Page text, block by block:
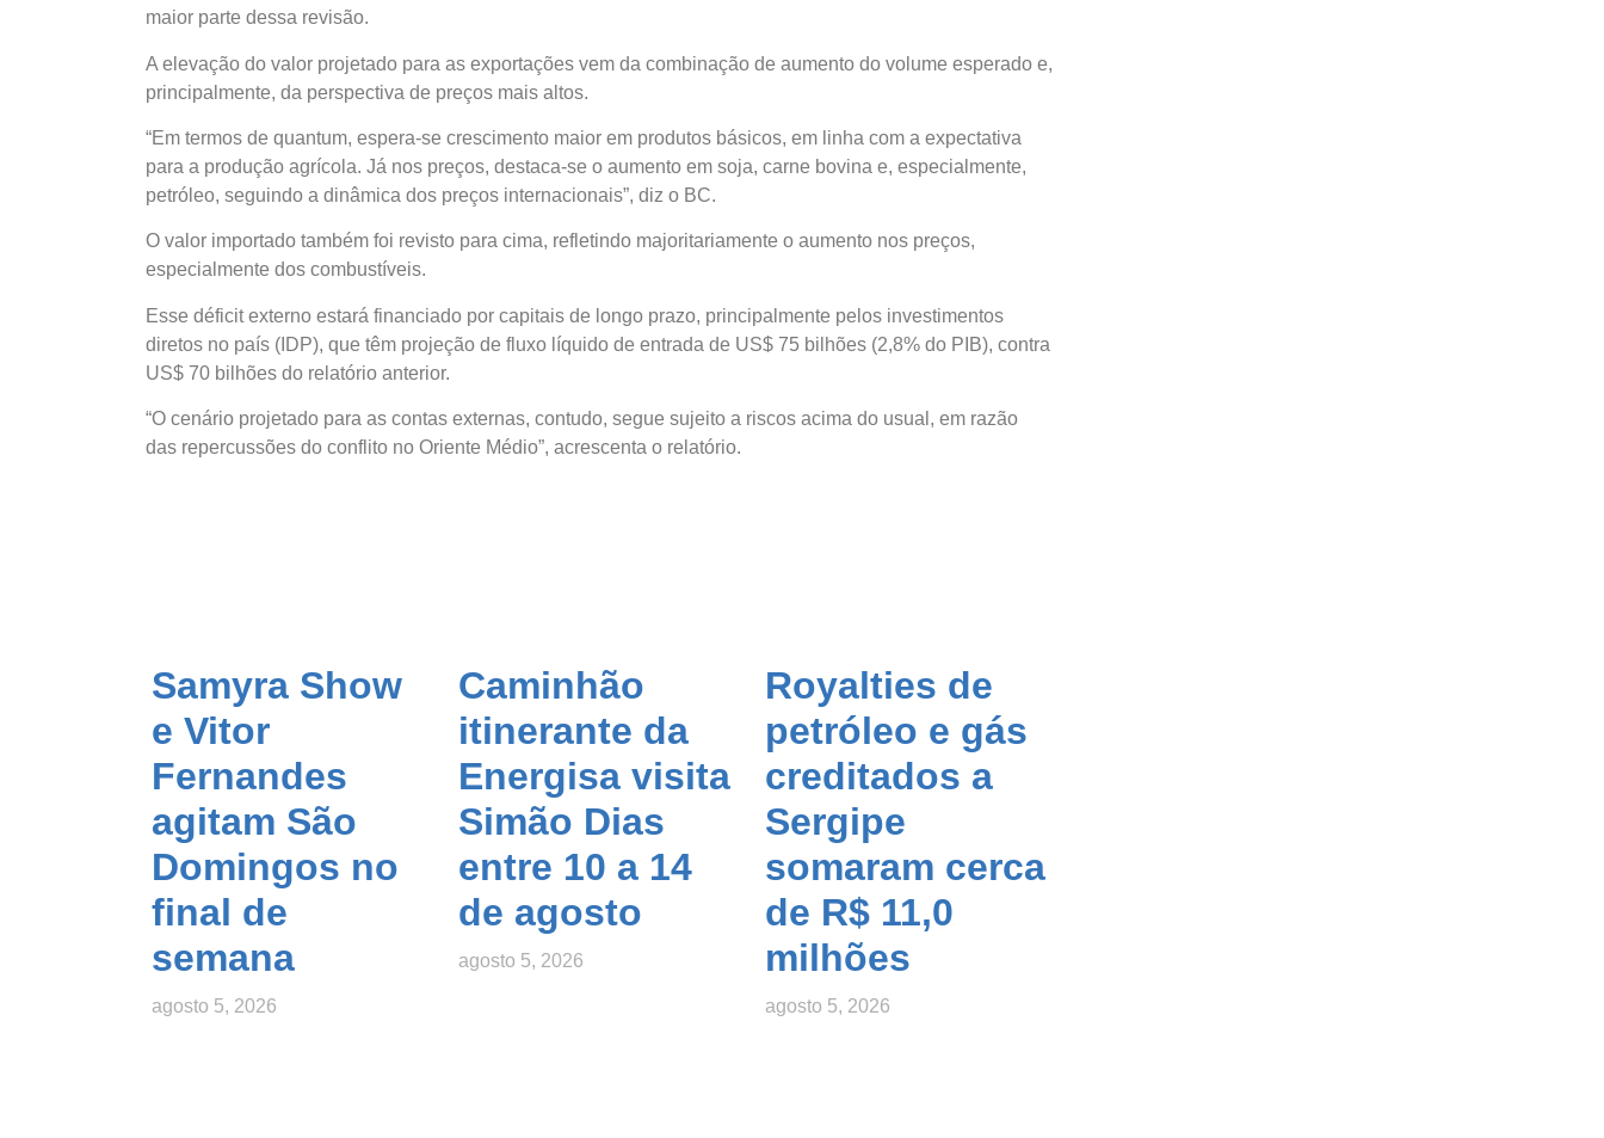
maior parte dessa revisão.
A elevação do valor projetado para as exportações vem da combinação de aumento do volume esperado e,
principalmente, da perspectiva de preços mais altos.
“Em termos de quantum, espera-se crescimento maior em produtos básicos, em linha com a expectativa
para a produção agrícola. Já nos preços, destaca-se o aumento em soja, carne bovina e, especialmente,
petróleo, seguindo a dinâmica dos preços internacionais”, diz o BC.
O valor importado também foi revisto para cima, refletindo majoritariamente o aumento nos preços,
especialmente dos combustíveis.
Esse déficit externo estará financiado por capitais de longo prazo, principalmente pelos investimentos
diretos no país (IDP), que têm projeção de fluxo líquido de entrada de US$ 75 bilhões (2,8% do PIB), contra
US$ 70 bilhões do relatório anterior.
“O cenário projetado para as contas externas, contudo, segue sujeito a riscos acima do usual, em razão
das repercussões do conflito no Oriente Médio”, acrescenta o relatório.
Samyra Show
e Vitor
Fernandes
agitam São
Domingos no
final de
semana
agosto 5, 2026
Caminhão
itinerante da
Energisa visita
Simão Dias
entre 10 a 14
de agosto
agosto 5, 2026
Royalties de
petróleo e gás
creditados a
Sergipe
somaram cerca
de R$ 11,0
milhões
agosto 5, 2026